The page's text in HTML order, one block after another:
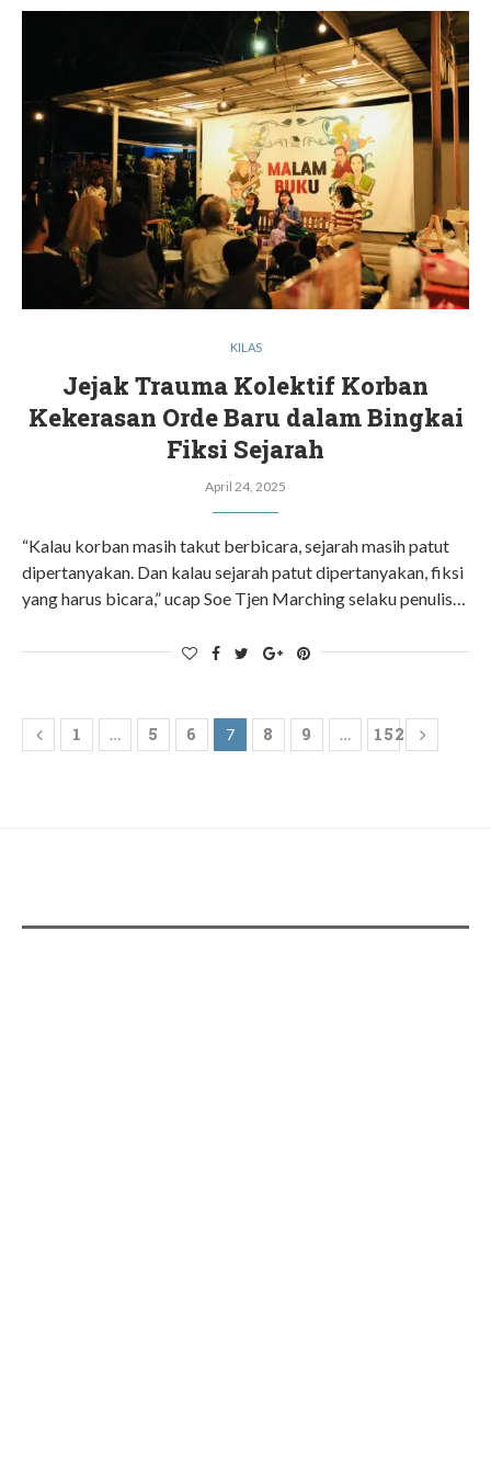
KILAS
Jejak Trauma Kolektif Korban
Kekerasan Orde Baru dalam Bingkai
Fiksi Sejarah
April 24, 2025
“Kalau korban masih takut berbicara, sejarah masih patut
dipertanyakan. Dan kalau sejarah patut dipertanyakan, fiksi
yang harus bicara,” ucap Soe Tjen Marching selaku penulis…
1 … 5 6 7 8 9 … 152